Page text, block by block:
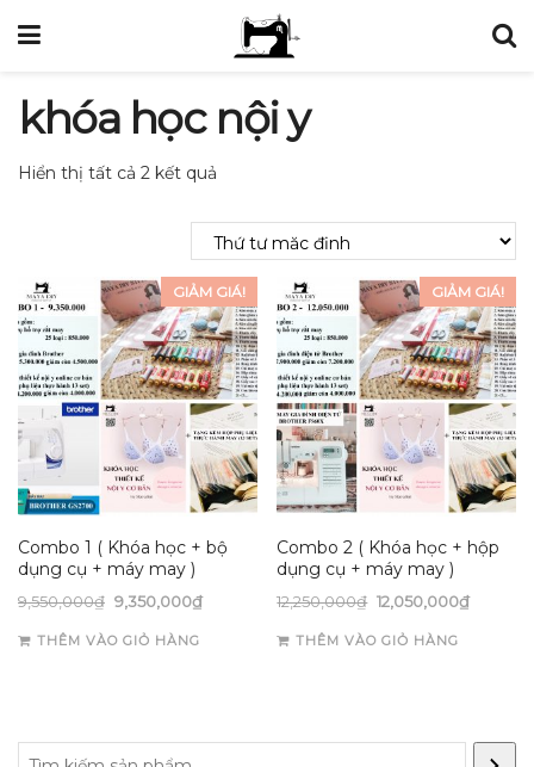
khóa học nội y
Hiển thị tất cả 2 kết quả
GIẢM GIÁ!
Combo 1 ( Khóa học + bộ
dụng cụ + máy may )
9,550,000₫ 9,350,000₫
THÊM VÀO GIỎ HÀNG
GIẢM GIÁ!
Combo 2 ( Khóa học + hộp
dụng cụ + máy may )
12,250,000₫ 12,050,000₫
THÊM VÀO GIỎ HÀNG
Search